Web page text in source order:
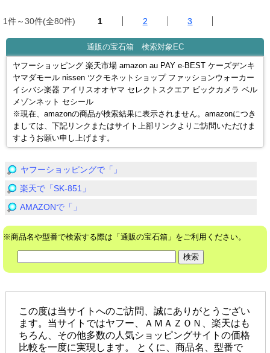
1件～30件(全80件) 1 2 3
通販の宝石箱 検索対象EC
ヤフーショッピング 楽天市場 amazon au PAY e-BEST ケーズデンキ
ヤマダモール nissen ツクモネットショップ ファッションウォーカー
イシバシ楽器 アイリスオオヤマ セレクトスクエア ビックカメラ ベル
メゾンネット セシール
※現在、amazonの商品が検索結果に表示されません。amazonにつき
ましては、下記リンクまたはサイト上部リンクよりご訪問いただけま
すようお願い申し上げます。
ヤフーショッピングで「」
楽天で「SK-851」
AMAZONで「」
※商品名や型番で検索する際は「通販の宝石箱」をご利用ください。
この度は当サイトへのご訪問、誠にありがとうござい
ます。当サイトではヤフー、ＡＭＡＺＯＮ、楽天はも
ちろん、その他多数の人気ショッピングサイトの価格
比較を一度に実現します。 とくに、商品名、型番で